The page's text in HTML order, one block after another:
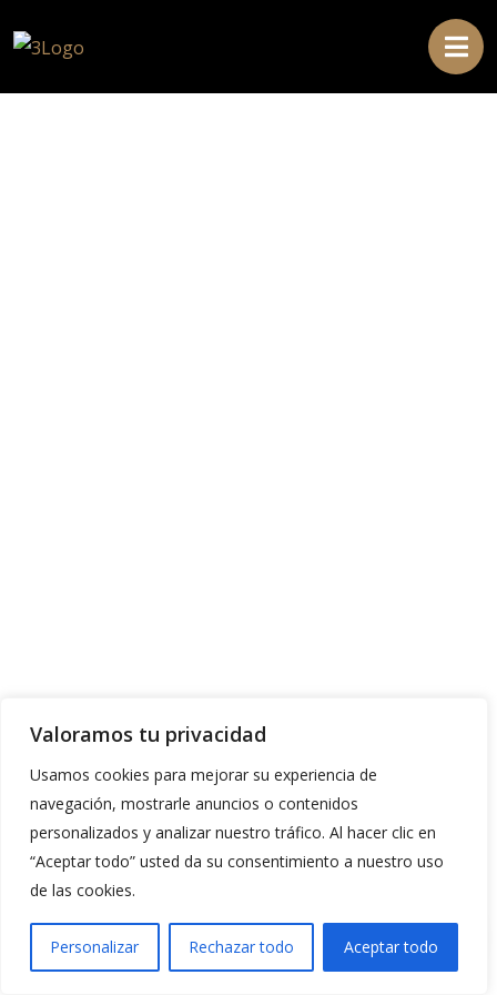
Valoramos tu privacidad
Usamos cookies para mejorar su experiencia de
navegación, mostrarle anuncios o contenidos
personalizados y analizar nuestro tráfico. Al hacer clic en
“Aceptar todo” usted da su consentimiento a nuestro uso
de las cookies.
Personalizar Rechazar todo Aceptar todo